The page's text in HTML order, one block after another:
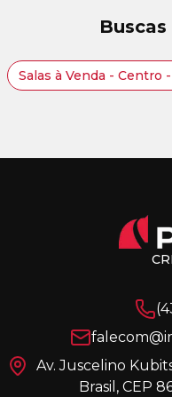
Salas à Venda - Centro
Av. Juscelino
Brasil, CEP